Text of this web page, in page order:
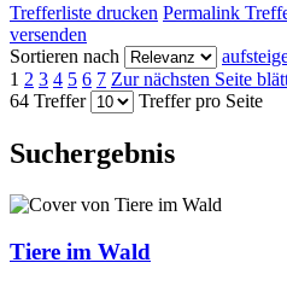
Trefferliste drucken Permalink
versenden
Sortieren nach
1 2 3 4 5 6 7 Zur nächsten Seite
64 Treffer
Treffer pro Seite
Suchergebnis
Tiere im Wald